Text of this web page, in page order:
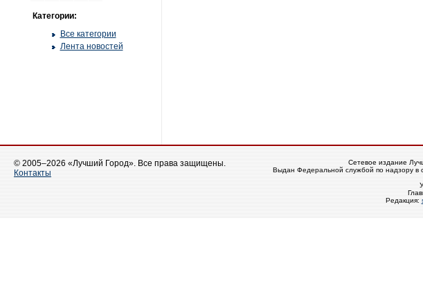
Категории:
Все категории
Лента новостей
© 2005–2026 «Лучший Город». Все права защищены.
Контакты
Сетевое издание
Выдан Федеральной службой по надзору в
Редакция: